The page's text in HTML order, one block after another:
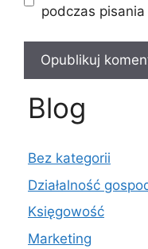
podczas
Blog
Bez kategorii
Działalność
Księgowość
Marketing